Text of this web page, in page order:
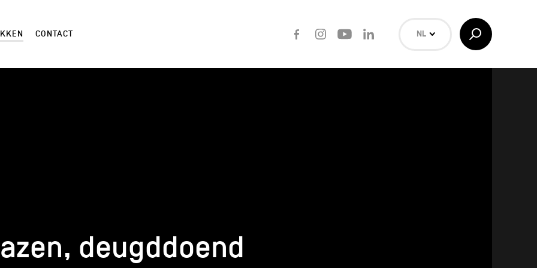
CONTACT
FacebookInstagramYoutube
NL
FR
Toggle
Search
deugddoend
deugddoend